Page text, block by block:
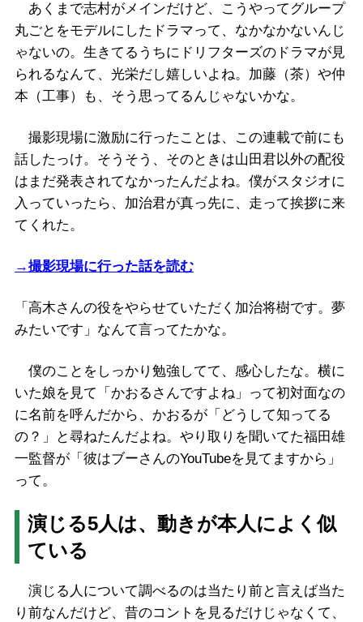
あくまで志村がメインだけど、こうやってグループ
丸ごとをモデルにしたドラマって、なかなかないんじ
ゃないの。生きてるうちにドリフターズのドラマが見
られるなんて、光栄だし嬉しいよね。加藤（茶）や仲
本（工事）も、そう思ってるんじゃないかな。
撮影現場に激励に行ったことは、この連載で前にも
話したっけ。そうそう、そのときは山田君以外の配役
はまだ発表されてなかったんだよね。僕がスタジオに
入っていったら、加治君が真っ先に、走って挨拶に来
てくれた。
→撮影現場に行った話を読む
「高木さんの役をやらせていただく加治将樹です。夢
みたいです」なんて言ってたかな。
僕のことをしっかり勉強してて、感心したな。横に
いた娘を見て「かおるさんですよね」って初対面なの
に名前を呼んだから、かおるが「どうして知ってる
の？」と尋ねたんだよね。やり取りを聞いてた福田雄
一監督が「彼はブーさんのYouTubeを見てますから」
って。
演じる5人は、動きが本人によく似
ている
演じる人について調べるのは当たり前と言えば当た
り前なんだけど、昔のコントを見るだけじゃなくて、